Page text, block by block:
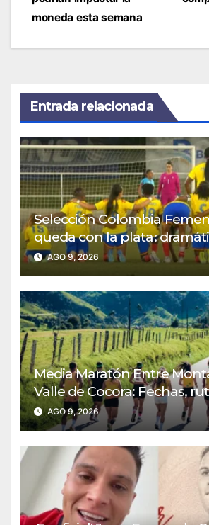
moneda esta semana
Entrada relacionada
Selección Colombia
queda con la plata:
ante México en los Juegos
Centroamericanos y del
AGO 9, 2026
Media Maratón Entre
Valle de Cocora: Fechas,
sobre la gran fiesta del
Salento
AGO 9, 2026